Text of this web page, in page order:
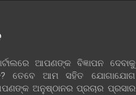
ଆପଣଙ୍କ ବିଜ୍ଞାପନ ଦେବାକୁ
ତେବେ ଆମ ସହିତ ଯୋଗାଯୋଗ
ଅନୁଷ୍ଠାନର ପ୍ରଚାର ପ୍ରସାର